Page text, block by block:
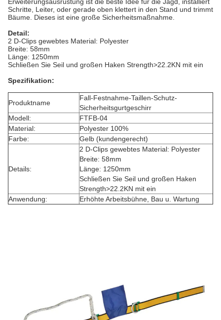
Schritte, Leiter, oder gerade oben klettert in den Stand und trimmt
Bäume. Dieses ist eine große Sicherheitsmaßnahme.
Detail:
2 D-Clips gewebtes Material: Polyester
Breite: 58mm
Länge: 1250mm
Schließen Sie Seil und großen Haken Strength>22.2KN mit ein
Spezifikation:
Produktname
Fall-Festnahme-Taillen-Schutz-
Sicherheitsgurtgeschirr
Modell:
FTFB-04
Material:
Polyester 100%
Farbe:
Gelb (kundengerecht)
Details:
2 D-Clips gewebtes Material: Polyester
Breite: 58mm
Länge: 1250mm
Schließen Sie Seil und großen Haken
Strength>22.2KN mit ein
Anwendung:
Erhöhte Arbeitsbühne, Bau u. Wartung